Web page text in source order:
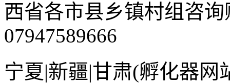
西省各市县乡镇村组咨
07947589666
宁夏|新疆|甘肃(孵化器网